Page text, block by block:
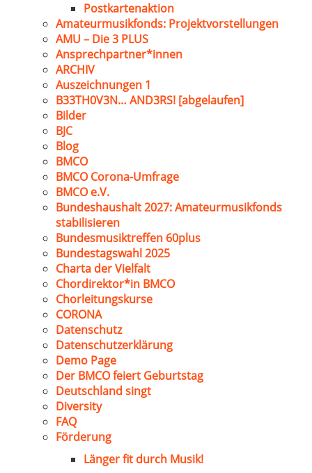
Postkartenaktion
Amateurmusikfonds: Projektvorstellungen
AMU – Die 3 PLUS
Ansprechpartner*innen
ARCHIV
Auszeichnungen 1
B33TH0V3N… AND3RS! [abgelaufen]
Bilder
BJC
Blog
BMCO
BMCO Corona-Umfrage
BMCO e.V.
Bundeshaushalt 2027: Amateurmusikfonds
stabilisieren
Bundesmusiktreffen 60plus
Bundestagswahl 2025
Charta der Vielfalt
Chordirektor*in BMCO
Chorleitungskurse
CORONA
Datenschutz
Datenschutzerklärung
Demo Page
Der BMCO feiert Geburtstag
Deutschland singt
Diversity
FAQ
Förderung
Länger fit durch Musik!